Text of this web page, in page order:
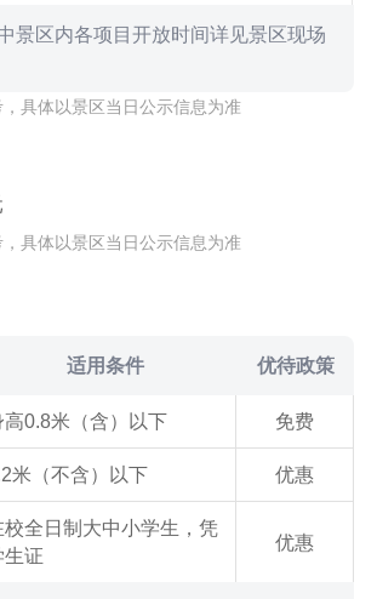
景区内各项目开放时间详见景区现场
具体以景区当日公示信息为准
具体以景区当日公示信息为准
适用条件 优待政策
高0.8米（含）以下 免费
米（不含）以下 优惠
校全日制大中小学生，凭
生证
优惠